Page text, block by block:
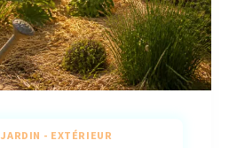
JARDIN - EXTÉRIEUR